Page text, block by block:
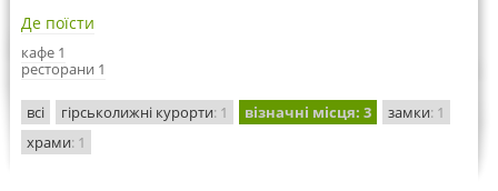
Де поїсти
кафе 1
ресторани 1
всі гірськолижні курорти: 1 візначні місця: 3 замки: 1
храми: 1